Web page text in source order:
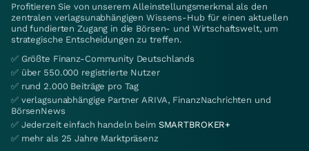
Profitieren Sie von unserem Alleinstellungsmerkmal als den
zentralen verlagsunabhängigen Wissens-Hub für einen aktuellen
und fundierten Zugang in die Börsen- und Wirtschaftswelt, um
strategische Entscheidungen zu treffen.
✅ Größte Finanz-Community Deutschlands
✅ über 550.000 registrierte Nutzer
✅ rund 2.000 Beiträge pro Tag
✅ verlagsunabhängige Partner ARIVA, FinanzNachrichten und
BörsenNews
✅ Jederzeit einfach handeln beim SMARTBROKER+
✅ mehr als 25 Jahre Marktpräsenz